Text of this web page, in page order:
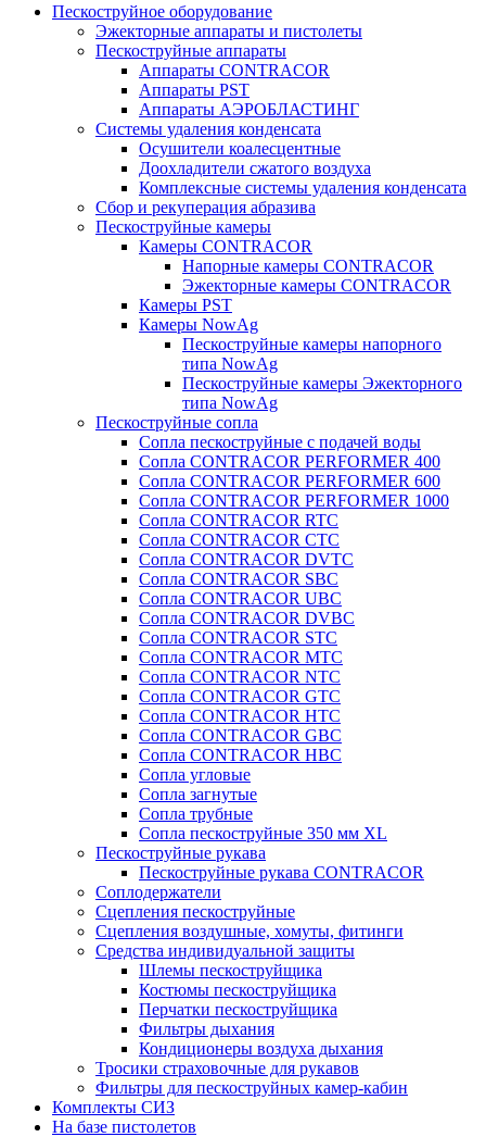
Пескоструйное оборудование
Эжекторные аппараты и пистолеты
Пескоструйные аппараты
Аппараты CONTRACOR
Аппараты PST
Аппараты АЭРОБЛАСТИНГ
Системы удаления конденсата
Осушители коалесцентные
Доохладители сжатого воздуха
Комплексные системы удаления конденсата
Сбор и рекуперация абразива
Пескоструйные камеры
Камеры CONTRACOR
Напорные камеры CONTRACOR
Эжекторные камеры CONTRACOR
Камеры PST
Камеры NowAg
Пескоструйные камеры напорного
типа NowAg
Пескоструйные камеры Эжекторного
типа NowAg
Пескоструйные сопла
Сопла пескоструйные с подачей воды
Сопла CONTRACOR PERFORMER 400
Сопла CONTRACOR PERFORMER 600
Сопла CONTRACOR PERFORMER 1000
Сопла CONTRACOR RTC
Сопла CONTRACOR CTC
Сопла CONTRACOR DVTC
Сопла CONTRACOR SBC
Сопла CONTRACOR UBC
Сопла CONTRACOR DVBC
Сопла CONTRACOR STC
Сопла CONTRACOR MTC
Сопла CONTRACOR NTC
Сопла CONTRACOR GTC
Сопла CONTRACOR HTC
Сопла CONTRACOR GBC
Сопла CONTRACOR HBC
Сопла угловые
Сопла загнутые
Сопла трубные
Сопла пескоструйные 350 мм XL
Пескоструйные рукава
Пескоструйные рукава CONTRACOR
Соплодержатели
Сцепления пескоструйные
Сцепления воздушные, хомуты, фитинги
Средства индивидуальной защиты
Шлемы пескоструйщика
Костюмы пескоструйщика
Перчатки пескоструйщика
Фильтры дыхания
Кондиционеры воздуха дыхания
Тросики страховочные для рукавов
Фильтры для пескоструйных камер-кабин
Комплекты СИЗ
На базе пистолетов